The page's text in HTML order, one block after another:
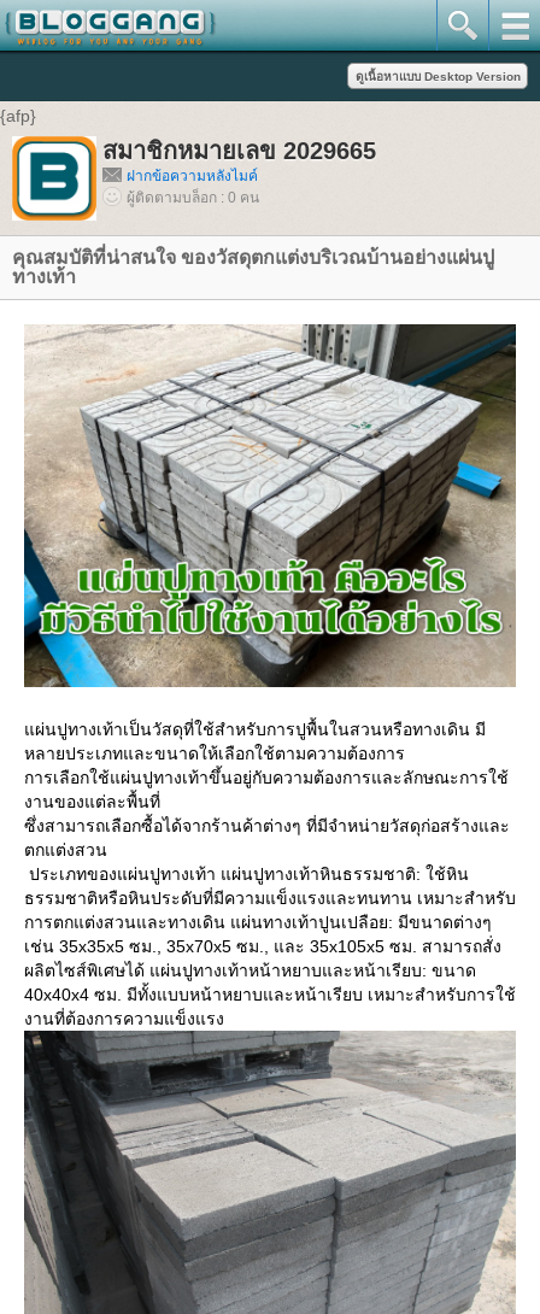
{afp}
สมาชิกหมายเลข 2029665
ฝากข้อความหลังไมค์
ผู้ติดตามบล็อก : 0 คน
คุณสมบัติที่น่าสนใจ ของวัสดุตกแต่งบริเวณบ้านอย่างแผ่นปู
ทางเท้า
แผ่นปูทางเท้าเป็นวัสดุที่ใช้สำหรับการปูพื้นในสวนหรือทางเดิน มี
หลายประเภทและขนาดให้เลือกใช้ตามความต้องการ
การเลือกใช้แผ่นปูทางเท้าขึ้นอยู่กับความต้องการและลักษณะการใช้
งานของแต่ละพื้นที่
ซึ่งสามารถเลือกซื้อได้จากร้านค้าต่างๆ ที่มีจำหน่ายวัสดุก่อสร้างและ
ตกแต่งสวน
ประเภทของแผ่นปูทางเท้า แผ่นปูทางเท้าหินธรรมชาติ: ใช้หิน
ธรรมชาติหรือหินประดับที่มีความแข็งแรงและทนทาน เหมาะสำหรับ
การตกแต่งสวนและทางเดิน แผ่นทางเท้าปูนเปลือย: มีขนาดต่างๆ
เช่น 35x35x5 ซม., 35x70x5 ซม., และ 35x105x5 ซม. สามารถสั่ง
ผลิตไซส์พิเศษได้ แผ่นปูทางเท้าหน้าหยาบและหน้าเรียบ: ขนาด
40x40x4 ซม. มีทั้งแบบหน้าหยาบและหน้าเรียบ เหมาะสำหรับการใช้
งานที่ต้องการความแข็งแรง